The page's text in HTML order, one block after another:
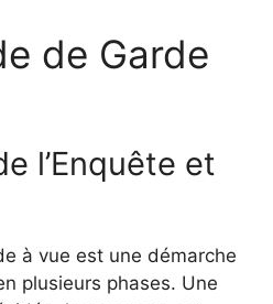
de Garde
l’Enquête et
à vue est une démarche
plusieurs phases. Une